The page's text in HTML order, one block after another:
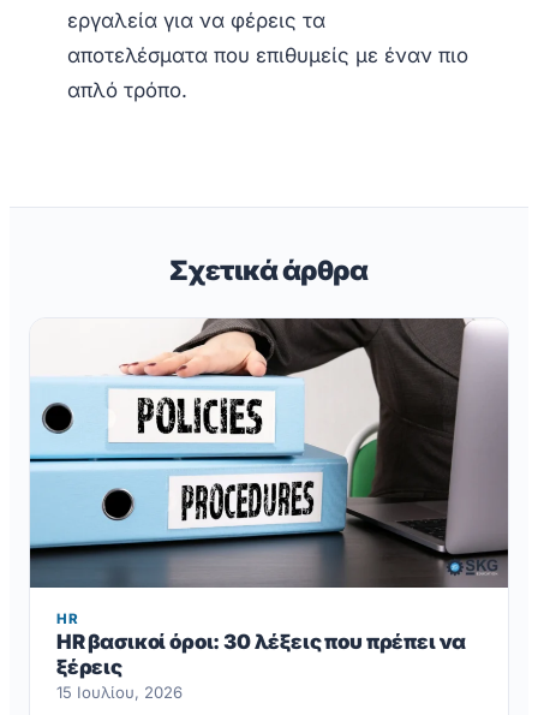
εργαλεία για να φέρεις τα
αποτελέσματα που επιθυμείς με έναν πιο
απλό τρόπο.
Σχετικά άρθρα
HR
HR βασικοί όροι: 30 λέξεις που πρέπει να
ξέρεις
15 Ιουλίου, 2026